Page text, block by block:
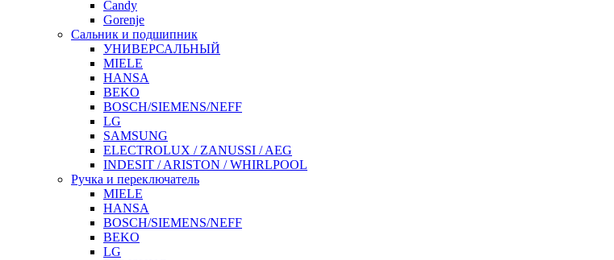
Candy
Gorenje
Сальник и подшипник
УНИВЕРСАЛЬНЫЙ
MIELE
HANSA
BEKO
BOSCH/SIEMENS/NEFF
LG
SAMSUNG
ELECTROLUX / ZANUSSI / AEG
INDESIT / ARISTON / WHIRLPOOL
Ручка и переключатель
MIELE
HANSA
BOSCH/SIEMENS/NEFF
BEKO
LG